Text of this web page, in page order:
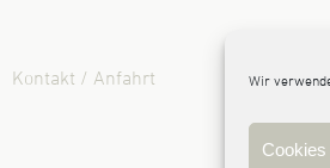
Wir
Kontakt / Anfahrt